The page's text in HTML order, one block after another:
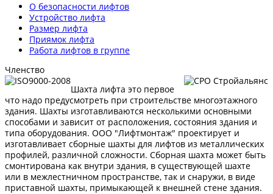
О безопасности лифтов
Устройство лифта
Размер лифта
Приямок лифта
Работа лифтов в группе
Членство
Шахта лифта это первое
что надо предусмотреть при строительстве многоэтажного
здания. Шахты изготавливаются несколькими основными
способами и зависит от расположения, состояния здания и
типа оборудования. ООО "Лифтмонтаж" проектирует и
изготавливает сборные шахты для лифтов из металлических
профилей, различной сложности. Сборная шахта может быть
смонтирована как внутри здания, в существующей шахте
или в межлестничном пространстве, так и снаружи, в виде
приставной шахты, примыкающей к внешней стене здания.